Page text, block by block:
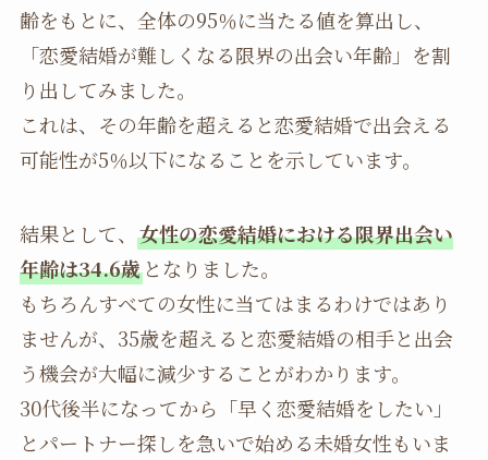
齢をもとに、全体の95％に当たる値を算出し、
「恋愛結婚が難しくなる限界の出会い年齢」を割
り出してみました。
これは、その年齢を超えると恋愛結婚で出会える
可能性が5％以下になることを示しています。
結果として、 女性の恋愛結婚における限界出会い
年齢は34.6歳となりました。
もちろんすべての女性に当てはまるわけではあり
ませんが、35歳を超えると恋愛結婚の相手と出会
う機会が大幅に減少することがわかります。
30代後半になってから「早く恋愛結婚をしたい」
とパートナー探しを急いで始める未婚女性もいま